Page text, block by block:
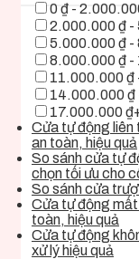
0 ₫ -
2.000.000 ₫ -
5.000.000 ₫ -
8.000.000 ₫ -
11.000.000 ₫
14.000.000 ₫
17.000.000
Cửa tự động liên
an toàn, hiệu quả
So sánh cửa tự
chọn tối ưu cho
So sánh cửa
Cửa tự động
toàn, hiệu quả
Cửa tự động
xử lý hiệu quả